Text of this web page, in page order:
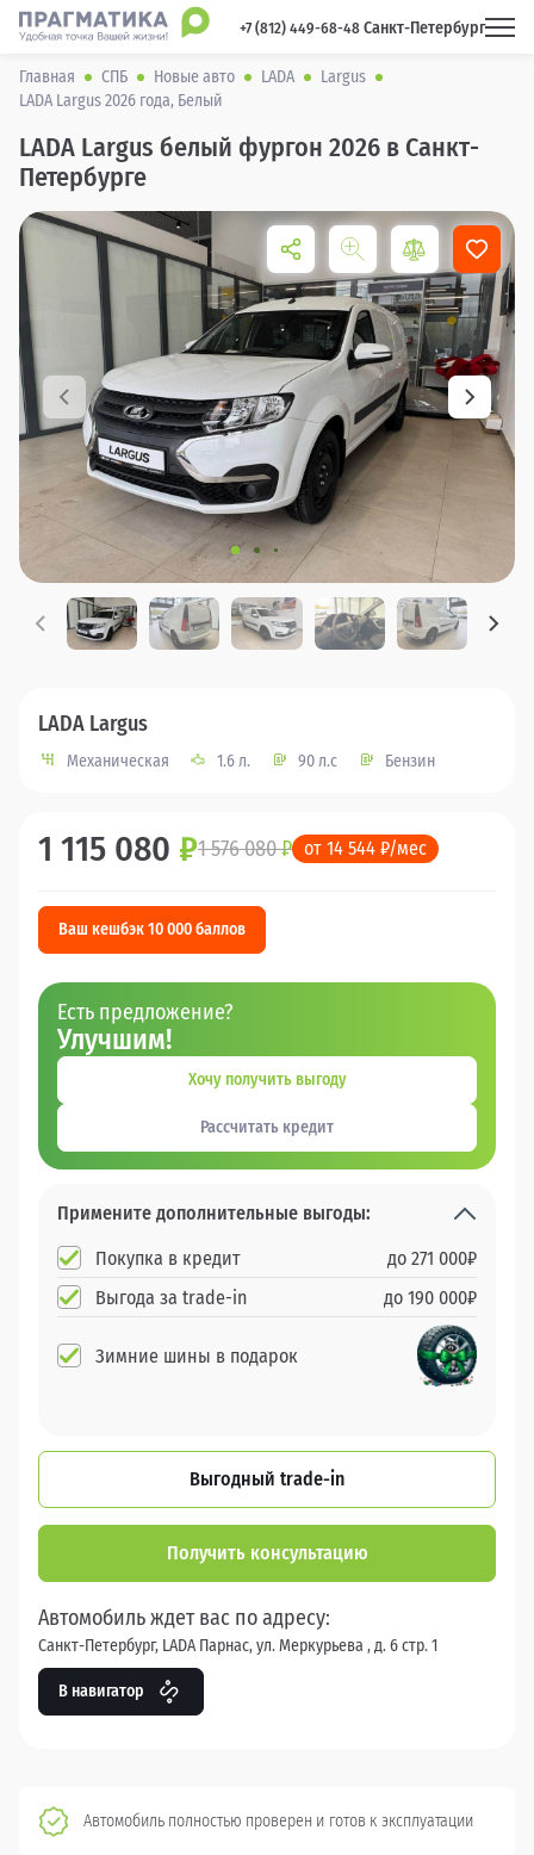
+7 (812) 449-68-48 Санкт-Петербург
Главная СПБ Новые авто LADA
Largus
LADA Largus 2026 года, Белый
LADA Largus белый фургон 2026 в Санкт-
Петербурге
LADA Largus
Механическая 1.6 л. 90 л.с Бензин
1 115 080 ₽1 576 080₽ от 14 544 ₽/мес
Ваш кешбэк 10 000 баллов
Есть предложение?
Улучшим!
Хочу получить выгоду
Рассчитать кредит
Примените дополнительные выгоды:
Покупка в кредит
до 271 000₽
Выгода за trade-in
до 190 000₽
Зимние шины в подарок
Выгодный trade-in
Получить консультацию
Автомобиль ждет вас по адресу:
Санкт-Петербург, LADA Парнас, ул. Меркурьева , д. 6 стр. 1
В навигатор
Автомобиль полностью проверен и готов к эксплуатации